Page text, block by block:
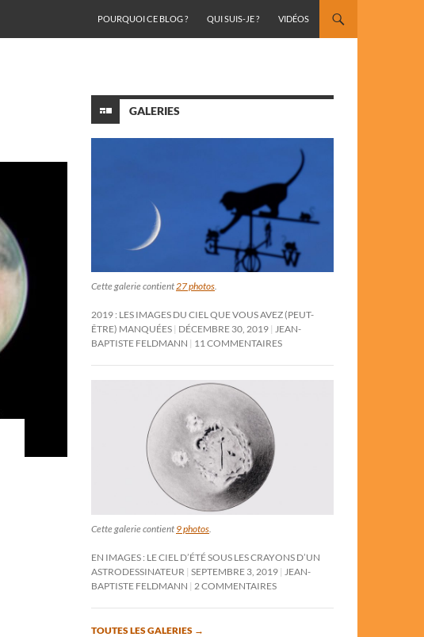
POURQUOI CE BLOG ?
QUI SUIS-JE ? VIDÉOS
GALERIES
Cette galerie contient27 photos.
2019 : LES IMAGES DU CIEL QUE VOUS AVEZ (PEUT-
ÊTRE) MANQUÉES DÉCEMBRE 30, 2019 JEAN-
BAPTISTE FELDMANN
11 COMMENTAIRES
Cette galerie contient 9 photos
EN IMAGES : LE CIEL D’ÉTÉ SOUS LES CRAYONS D’UN
ASTRODESSINATEUR SEPTEMBRE 3, 2019
JEAN-
BAPTISTE FELDMANN
2 COMMENTAIRES
TOUTES LES GALERIES →